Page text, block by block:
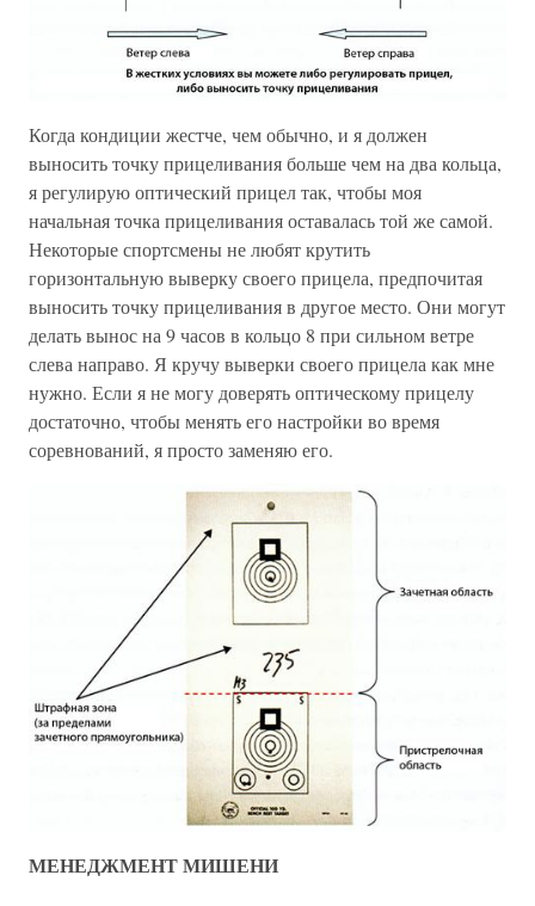
Когда кондиции жестче, чем обычно, и я должен
выносить точку прицеливания больше чем на два кольца,
я регулирую оптический прицел так, чтобы моя
начальная точка прицеливания оставалась той же самой.
Некоторые спортсмены не любят крутить
горизонтальную выверку своего прицела, предпочитая
выносить точку прицеливания в другое место. Они могут
делать вынос на 9 часов в кольцо 8 при сильном ветре
слева направо. Я кручу выверки своего прицела как мне
нужно. Если я не могу доверять оптическому прицелу
достаточно, чтобы менять его настройки во время
соревнований, я просто заменяю его.
МЕНЕДЖМЕНТ МИШЕНИ